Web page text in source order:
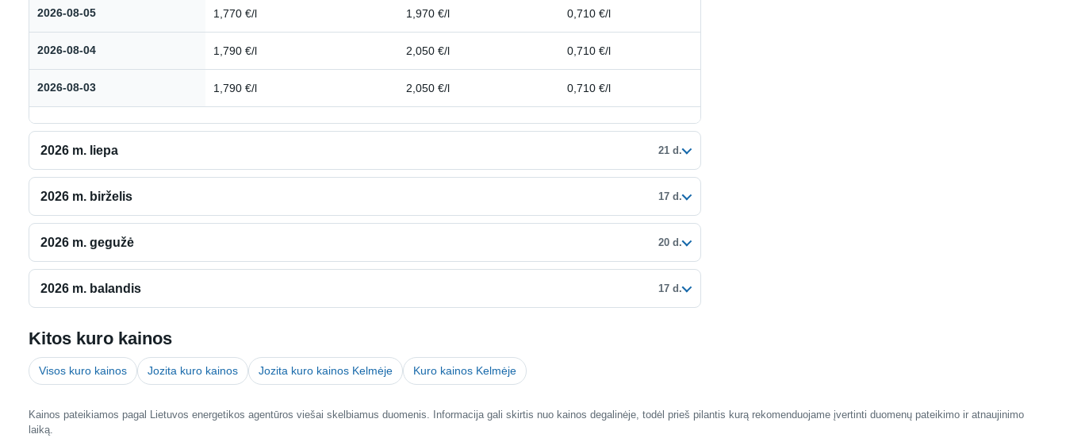
2026-08-05 1,770 €/l 1,970 €/l 0,710 €/l
2026-08-04 1,790 €/l 2,050 €/l 0,710 €/l
2026-08-03 1,790 €/l 2,050 €/l 0,710 €/l
2026 m. liepa 21 d.
2026 m. birželis 17 d.
2026 m. gegužė 20 d.
2026 m. balandis 17 d.
Kitos kuro kainos
Visos kuro kainos Jozita kuro kainos Jozita kuro kainos Kelmėje Kuro kainos Kelmėje
Kainos pateikiamos pagal Lietuvos energetikos agentūros viešai skelbiamus duomenis. Informacija gali skirtis nuo kainos degalinėje, todėl prieš pilantis kurą rekomenduojame įvertinti duomenų pateikimo ir atnaujinimo
laiką.